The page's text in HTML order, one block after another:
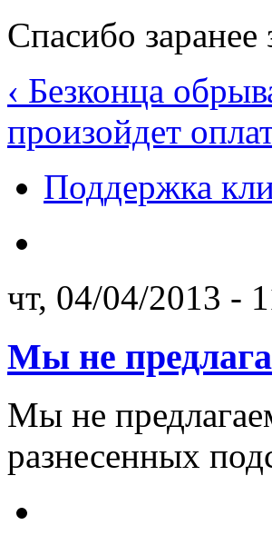
Спасибо заранее
‹ Безконца
произойдет
Поддержка
чт, 04/04/2013 -
Мы не
Мы не
разнесенных